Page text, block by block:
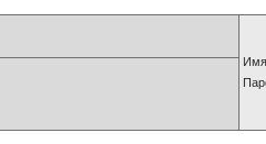
Имя